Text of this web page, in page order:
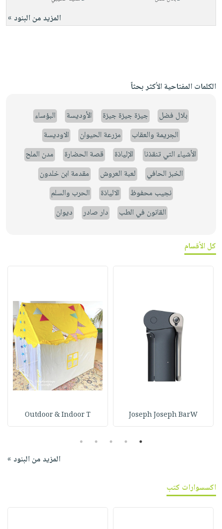
المزيد من البنود »
الكلمات المفتاحية الأكثر بحثاً
بلال فضل جيزة جيزة جيزة الأوديسة
البؤساء
الجريمة والعقاب
مزرعة الحيوان
الاوديسة
الأشياء التي تنقذنا
الإلياذة قصة الحضارة
مدن الملح
الخبز الحافي
لعبة العروش
مقدمة ابن خلدون
نجيب محفوظ
الالياذة
الحرب والسلم
القانون في الطب
دار صادر ديوان
كل الأقسام
Joseph Joseph BarW
Outdoor & Indoor T
1
2
3
4
5
المزيد من البنود »
اكسسوارات كتب